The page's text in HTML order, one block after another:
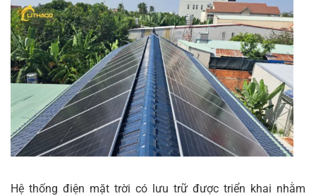
Hệ thống điện mặt trời có lưu trữ được triển khai nhằm